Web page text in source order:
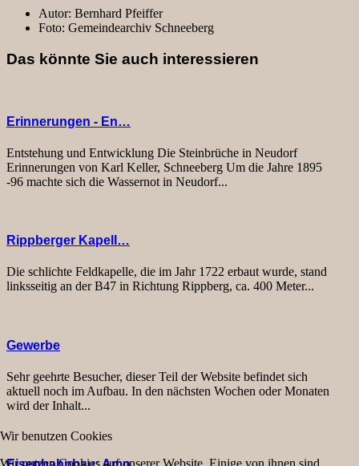
Autor: Bernhard Pfeiffer
Foto: Gemeindearchiv Schneeberg
Das könnte Sie auch interessieren
Erinnerungen - En…
Entstehung und Entwicklung Die Steinbrüche in Neudorf
Erinnerungen von Karl Keller, Schneeberg Um die Jahre 1895
-96 machte sich die Wassernot in Neudorf...
Rippberger Kapell…
Die schlichte Feldkapelle, die im Jahr 1722 erbaut wurde, stand
linksseitig an der B47 in Richtung Rippberg, ca. 400 Meter...
Gewerbe
Sehr geehrte Besucher, dieser Teil der Website befindet sich
aktuell noch im Aufbau. In den nächsten Wochen oder Monaten
wird der Inhalt...
Wir benutzen Cookies
Wir nutzen Cookies auf unserer Website. Einige von ihnen sind